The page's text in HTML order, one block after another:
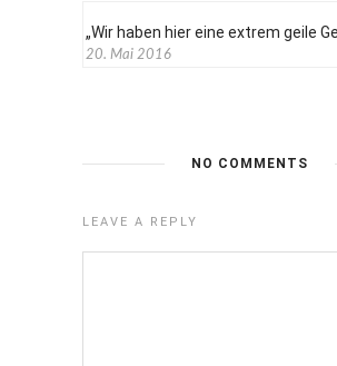
„Wir haben hier eine extrem geile
20. Mai 2016
NO COMMENTS
LEAVE A REPLY